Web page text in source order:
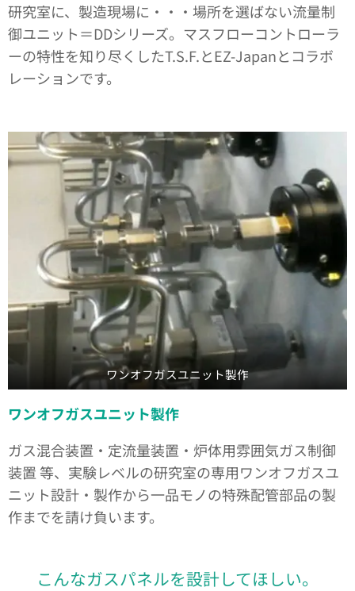
研究室に、製造現場に・・・場所を選ばない流量制
御ユニット＝DDシリーズ。マスフローコントローラ
ーの特性を知り尽くしたT.S.F.とEZ-Japanとコラボ
レーションです。
ワンオフガスユニット製作
ワンオフガスユニット製作
ガス混合装置・定流量装置・炉体用雰囲気ガス制御
装置 等、実験レベルの研究室の専用ワンオフガスユ
ニット設計・製作から一品モノの特殊配管部品の製
作までを請け負います。
こんなガスパネルを設計してほしい。